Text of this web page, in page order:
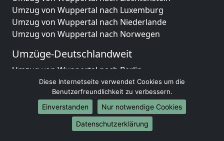
Umzug von Wuppertal nach Luxemburg
Umzug von Wuppertal nach Niederlande
Umzug von Wuppertal nach Norwegen
Umzüge-Deutschlandweit
Umzug von Wuppertal nach Berlin
Umzug von Wuppertal nach Hamburg
Umzug von Wuppertal nach München
Umzug von Wuppertal nach Köln
Umzug von Wuppertal nach Frankfurt am Main
Umzug von Wuppertal nach Stuttgart
Diese Internetseite verwendet Cookies um die
Benutzerfreundlichkeit zu verbessern.
Einverstanden
Nur notwendige Cookies
Datenschutzerklärung